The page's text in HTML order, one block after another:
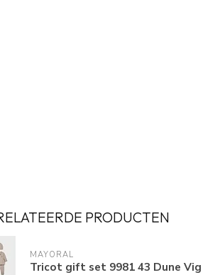
PRODUCTEN
MAYORAL
Tricot gift set 9981 43 Dune Vig